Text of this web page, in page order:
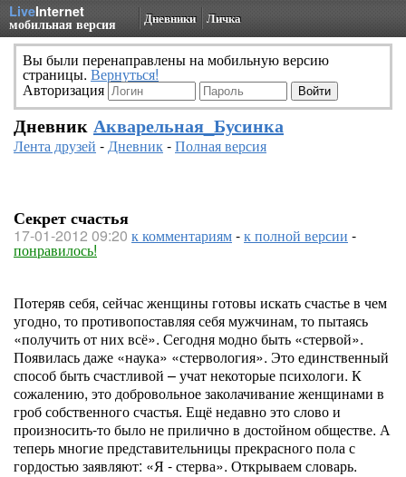
LiveInternet
мобильная версия Дневники Личка
Вы были перенаправлены на мобильную версию
страницы. Вернуться!
Авторизация
Дневник Акварельная_Бусинка
Лента друзей -Дневник-Полная версия
Секрет счастья
17-01-2012 09:20 к комментариям-к полной версии -
понравилось!
Потеряв себя, сейчас женщины готовы искать счастье в чем
угодно, то противопоставляя себя мужчинам, то пытаясь
«получить от них всё». Сегодня модно быть «стервой».
Появилась даже «наука» «стервология». Это единственный
способ быть счастливой – учат некоторые психологи. К
сожалению, это добровольное заколачивание женщинами в
гроб собственного счастья. Ещё недавно это слово и
произносить-то было не прилично в достойном обществе. А
теперь многие представительницы прекрасного пола с
гордостью заявляют: «Я - стерва». Открываем словарь.